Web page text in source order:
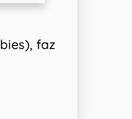
faz